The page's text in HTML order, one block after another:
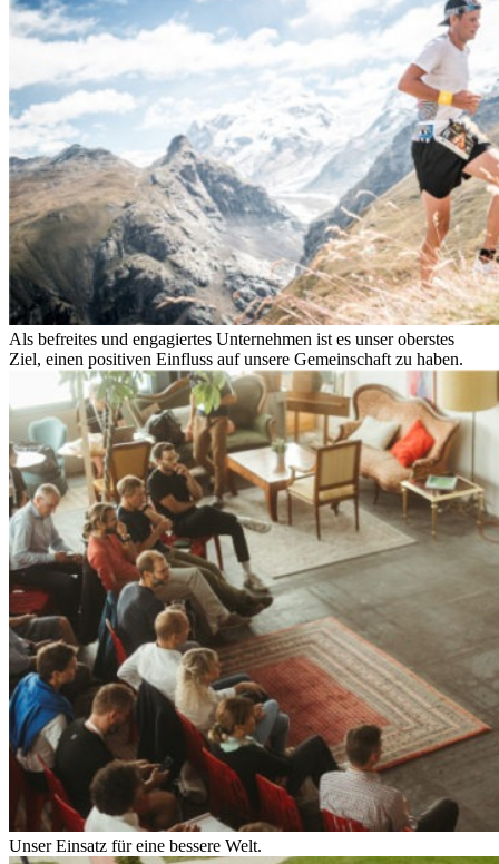
Als befreites und engagiertes Unternehmen ist es unser oberstes
Ziel, einen positiven Einfluss auf unsere Gemeinschaft zu haben.
Unser Einsatz für eine bessere Welt.